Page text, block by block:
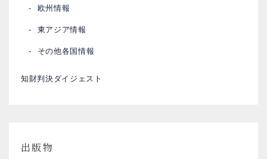
欧州情報
東アジア情報
その他各国情報
知財判決ダイジェスト
出版物